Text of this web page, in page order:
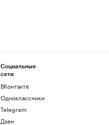
Социальные
сети
ВКонтакте
Одноклассники
Telegram
Дзен